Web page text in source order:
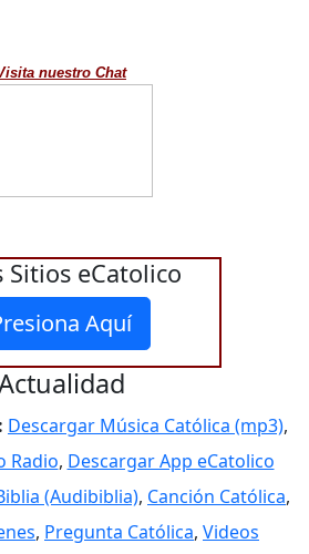
nuestro Chat
Sitios eCatolico
Aquí
Descargar Música Católica (mp3),
Radio, Descargar App eCatolico
(Audibiblia), Canción Católica,
, Pregunta Católica, Videos